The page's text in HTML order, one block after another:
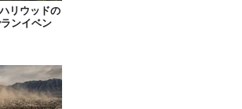
う少し、一丸となって耐え抜こう。
TABI LABO
界は、もっと広いはずだ。
リウッドの
ンイベン